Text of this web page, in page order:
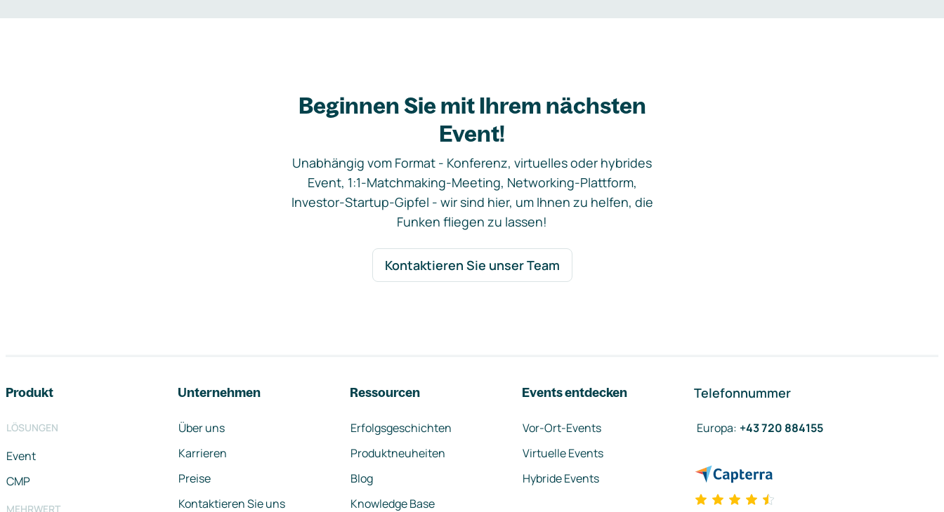
Beginnen Sie mit Ihrem nächsten
Event!
Unabhängig vom Format - Konferenz, virtuelles oder hybrides
Event, 1:1-Matchmaking-Meeting, Networking-Plattform,
Investor-Startup-Gipfel - wir sind hier, um Ihnen zu helfen, die
Funken fliegen zu lassen!
Kontaktieren Sie unser Team
Produkt
LÖSUNGEN
Event
CMP
MEHRWERT
Unternehmen
Über uns
Karrieren
Preise
Kontaktieren Sie uns
Ressourcen
Erfolgsgeschichten
Produktneuheiten
Blog
Knowledge Base
Events entdecken
Vor-Ort-Events
Virtuelle Events
Hybride Events
Telefonnummer
Europa: +43 720 884155